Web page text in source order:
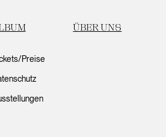
ÜBER UNS
Preise